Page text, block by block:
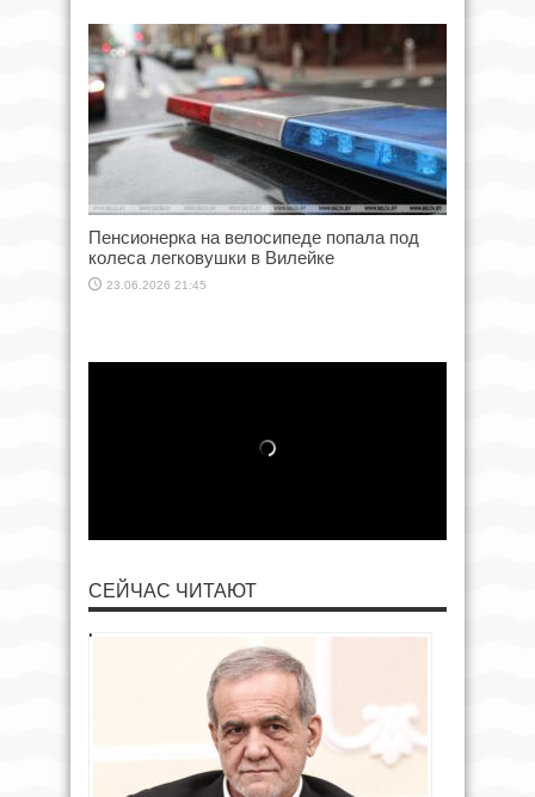
Пенсионерка на велосипеде попала под
колеса легковушки в Вилейке
23.06.2026 21:45
СЕЙЧАС ЧИТАЮТ